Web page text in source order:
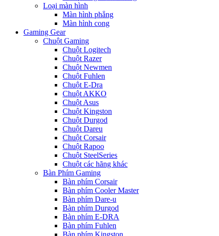
Loại màn hình
Màn hình phẳng
Màn hình cong
Gaming Gear
Chuột Gaming
Chuột Logitech
Chuột Razer
Chuột Newmen
Chuột Fuhlen
Chuột E-Dra
Chuột AKKO
Chuột Asus
Chuột Kingston
Chuột Durgod
Chuột Dareu
Chuột Corsair
Chuột Rapoo
Chuột SteelSeries
Chuột các hãng khác
Bàn Phím Gaming
Bàn phím Corsair
Bàn phím Cooler Master
Bàn phím Dare-u
Bàn phím Durgod
Bàn phím E-DRA
Bàn phím Fuhlen